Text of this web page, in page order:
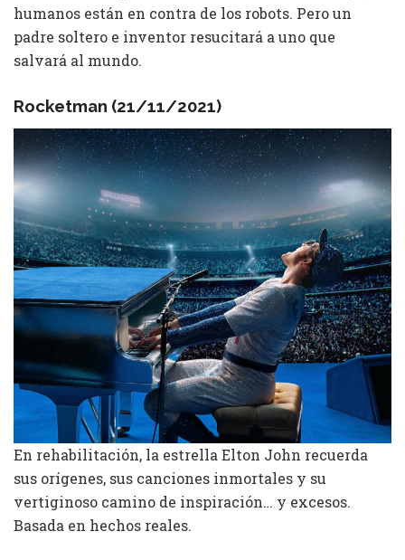
humanos están en contra de los robots. Pero un
padre soltero e inventor resucitará a uno que
salvará al mundo.
Rocketman (21/11/2021)
En rehabilitación, la estrella Elton John recuerda
sus orígenes, sus canciones inmortales y su
vertiginoso camino de inspiración… y excesos.
Basada en hechos reales.